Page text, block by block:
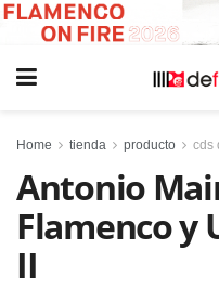
Home tienda producto cds
Antonio
Flamenco y
II